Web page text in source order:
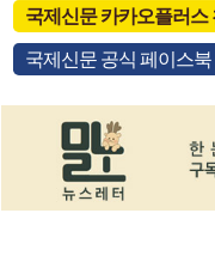
국제신문 카카오플러스
국제신문 공식 페이스북